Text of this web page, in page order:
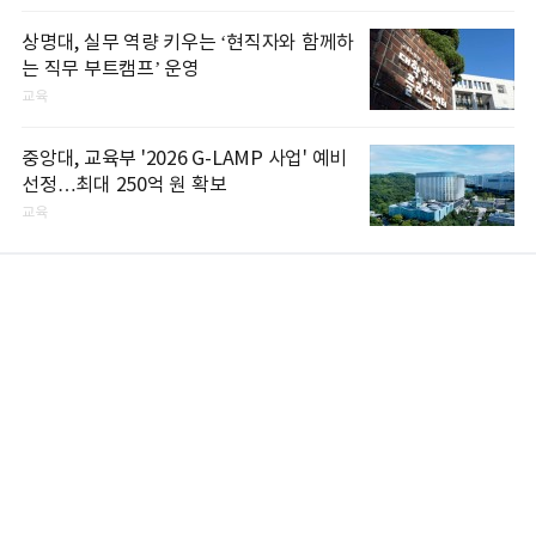
상명대, 실무 역량 키우는 ‘현직자와 함께하
는 직무 부트캠프’ 운영
교육
중앙대, 교육부 '2026 G-LAMP 사업' 예비
선정…최대 250억 원 확보
교육